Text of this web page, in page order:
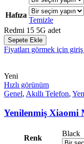
Hafıza
Temizle
Redmi 15 5G adet
Sepete Ekle
Fiyatları görmek için giriş
Yeni
Hızlı görünüm
Genel, Akıllı Telefon,
Yenilenmiş Xiaomi
Renk
Black